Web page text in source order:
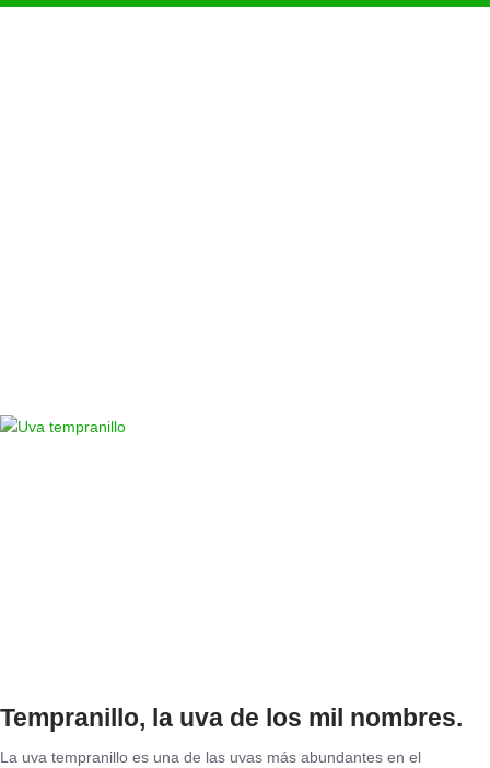
Tempranillo, la uva de los mil nombres.
La uva tempranillo es una de las uvas más abundantes en el